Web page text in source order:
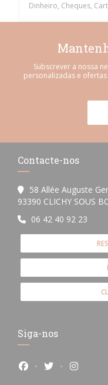
Dinheiro, Cheques,
Subscrever a nossa
personalizadas e
Contacte-nos
58 Allée Auguste
93390 CLICHY SOUS
06 42 40 92 23
Siga-nos
Facebook ((abre
Twitter ((abre